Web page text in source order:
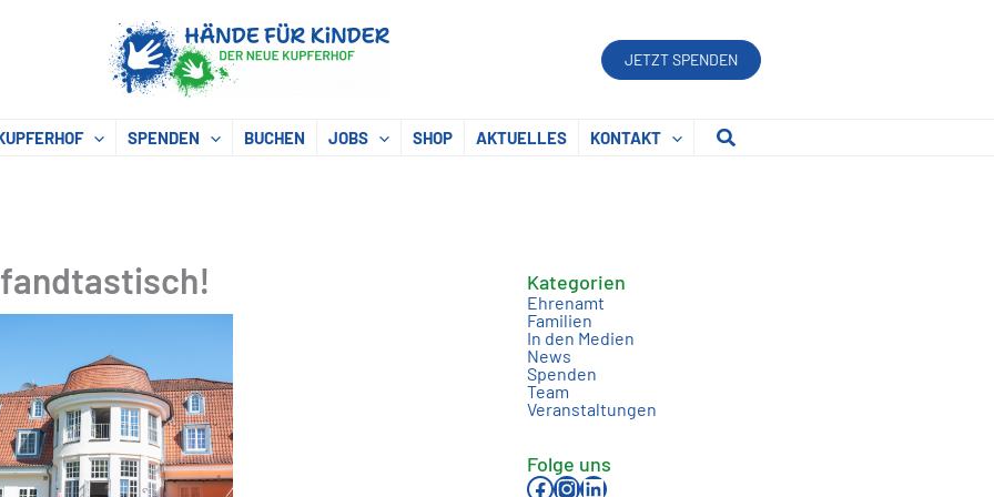
JETZT SPENDEN
SPENDEN BUCHEN JOBS SHOP AKTUELLES KONTAKT Suchen
Kategorien
Ehrenamt
Familien
In den Medien
News
Spenden
Team
Veranstaltungen
Folge uns
Facebook InstagramLinkedIn